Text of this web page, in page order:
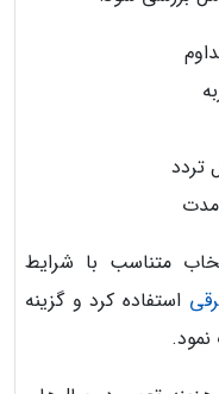
تردد
متناسب با شرایط
استفاده کرد و گزینه